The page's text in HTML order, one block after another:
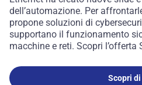
dell’automazione. Per
propone soluzioni di
supportano il funzionamento
macchine e reti. Scopri l’offerta
Scopri